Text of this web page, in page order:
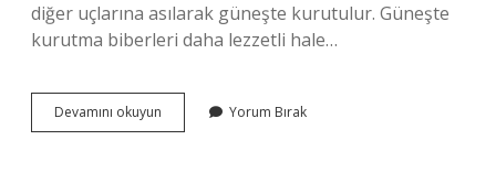
diğer uçlarına asılarak güneşte kurutulur. Güneşte
kurutma biberleri daha lezzetli hale…
Devamını okuyun
Ne
Yorum Bırak